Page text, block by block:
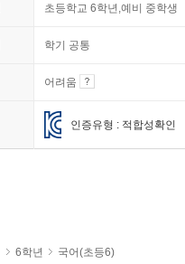
초등학교 6학년,예비 중학생
학기 공통
어려움
인증유형 : 적합성확인
6학년
국어(초등6)